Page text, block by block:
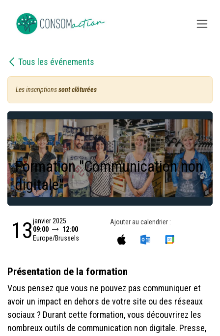
Tous les événements
Les inscriptionssont clôturées
Formation "Communication non
digitale"
13janvier 2025
09:00
12:00
Europe/Brussels
Ajouter au calendrier :
Présentation de la formation
Vous pensez que vous ne pouvez pas communiquer et
avoir un impact en dehors de votre site ou des réseaux
sociaux ? Durant cette formation, vous découvrirez les
nombreux outils de communication non digitale. Presse,